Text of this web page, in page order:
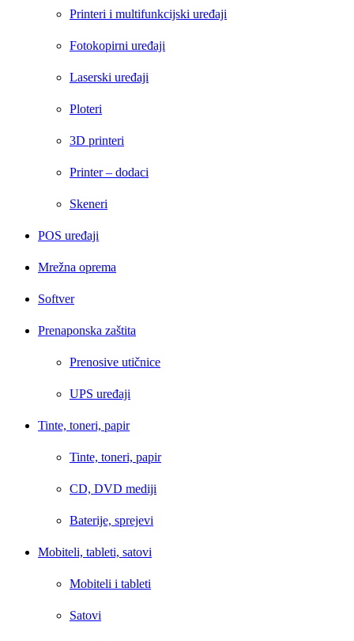
Printeri i multifunkcijski uređaji
Fotokopirni uređaji
Laserski uređaji
Ploteri
3D printeri
Printer – dodaci
Skeneri
POS uređaji
Mrežna oprema
Softver
Prenaponska zaštita
Prenosive utičnice
UPS uređaji
Tinte, toneri, papir
Tinte, toneri, papir
CD, DVD mediji
Baterije, sprejevi
Mobiteli, tableti, satovi
Mobiteli i tableti
Satovi